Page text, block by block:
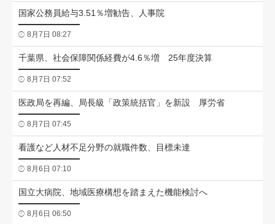
国家公務員給与3.51％増勧告、人事院
8月7日 08:27
千葉県、社会保障関係経費が4.6％増 25年度決算
8月7日 07:52
医政局を再編、局長級「政策統括官」を新設 厚労省
8月7日 07:45
看護など人材不足分野の就職件数、目標未達
8月6日 07:10
国立大病院、地域医療構想を踏まえた機能検討へ
8月6日 06:50